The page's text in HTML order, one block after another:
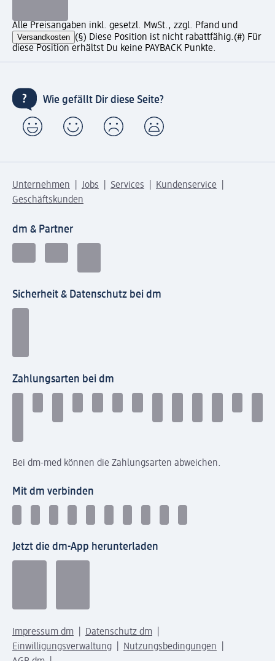
Alle Preisangaben inkl. gesetzl. MwSt., zzgl. Pfand und
Versandkosten (§) Diese Position ist nicht rabattfähig.(#) Für
diese Position erhältst Du keine PAYBACK Punkte.
Wie gefällt Dir diese Seite?
Unternehmen Jobs Services
Kundenservice
Geschäftskunden
dm & Partner
Sicherheit & Datenschutz bei dm
Zahlungsarten bei dm
Bei dm-med können die Zahlungsarten abweichen.
Mit dm verbinden
Jetzt die dm-App herunterladen
Impressum dm
Datenschutz dm
Einwilligungsverwaltung
Nutzungsbedingungen